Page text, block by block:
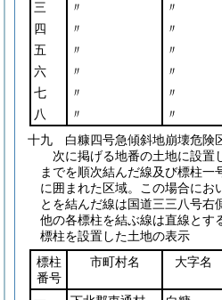
三
〃 〃
四
〃 〃
五
〃 〃
六
〃 〃
七
〃 〃
八
〃 〃
十九 白糠四号急傾斜地崩壊危険
次に掲げる地番の土地に設置
までを順次結んだ線及び標柱一
に囲まれた区域。この場合にお
とを結んだ線は国道三三八号右
他の各標柱を結ぶ線は直線とす
標柱を設置した土地の表示
標柱
番号
市町村名 大字名